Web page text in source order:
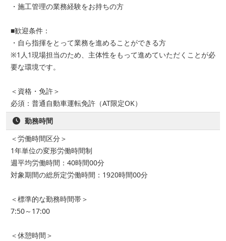
・施工管理の業務経験をお持ちの方
■歓迎条件：
・自ら指揮をとって業務を進めることができる方
※1人1現場担当のため、主体性をもって進めていただくことが必
要な環境です。
＜資格・免許＞
必須：普通自動車運転免許（AT限定OK）
勤務時間
＜労働時間区分＞
1年単位の変形労働時間制
週平均労働時間：40時間00分
対象期間の総所定労働時間：1920時間00分
＜標準的な勤務時間帯＞
7:50～17:00
＜休憩時間＞